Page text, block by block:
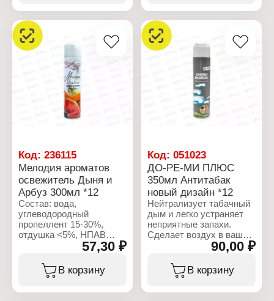
Производитель: Сибиар
Бренд: Мелодия
ароматов
Тип товара: Освежитель
Название: "Гранат"
Форма выпуска:
Объем: 300 мл
Производитель: Сибиар
Бренд: Мелодия
ароматов
Тип товара: Освежитель
Название: "Морской"
Форма выпуска:
Объем: 300 мл
Код: 236115
Мелодия ароматов
освежитель Дыня и
Арбуз 300мл *12
Состав: вода,
углеводородный
пропеллент 15-30%,
отдушка <5%, НПАВ
<5%, консерванты <5%,
пропиленгликоль <5%,
гексилциннамаль,
линалоол
57,30 ₽
В корзину
Код:051023
ДО-РЕ-МИ ПЛЮС
350мл Антитабак
новый дизайн *12
Нейтрализует табачный
дым и легко устраняет
неприятные запахи.
Сделает воздух в вашем
доме, офисе и салоне
автомобиля чистым и
свежим.
90,00 ₽
В корзину